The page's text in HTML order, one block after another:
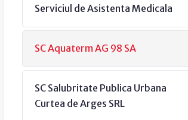
Serviciul de Asistenta Medicala
SC Aquaterm AG 98 SA
SC Salubritate Publica Urbana
Curtea de Arges SRL